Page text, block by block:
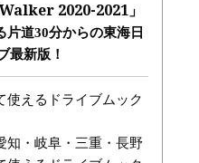
2020-2021」
片道30分からの東海日
最新版！
使えるドライブムック
知・岐阜・三重・長野